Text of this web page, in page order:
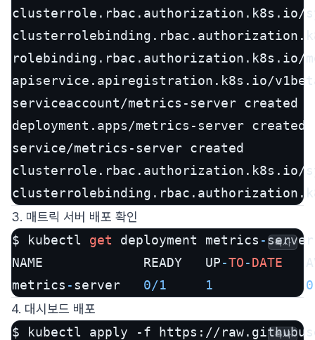
clusterrole.rbac.authorization.k8s.io/
rolebinding.rbac.authorization.k8s.io/
apiservice.apiregistration.k8s.io/
serviceaccount/metrics-server created
deployment.apps/metrics-server created
service/metrics-server created
clusterrole.rbac.authorization.k8s.io/
3. 매트릭 서버 배포 확인
$ kubectl get deployment metrics -
NAME             READY   UP-TO-DATE
metrics -server 0/1 1 0
복사
4. 대시보드 배포
$ kubectl apply -f https://
복사